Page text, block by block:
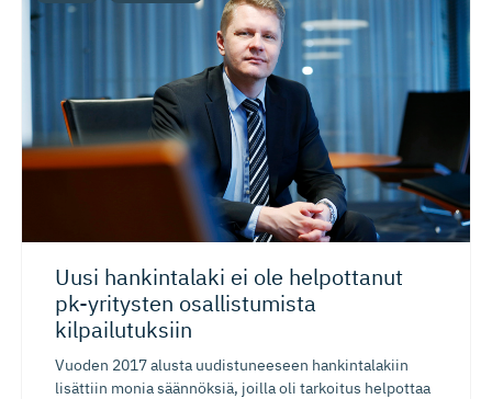
Uusi hankintalaki ei ole helpottanut
pk-yritysten osallistumista
kilpailutuksiin
Vuoden 2017 alusta uudistuneeseen hankintalakiin
lisättiin monia säännöksiä, joilla oli tarkoitus helpottaa